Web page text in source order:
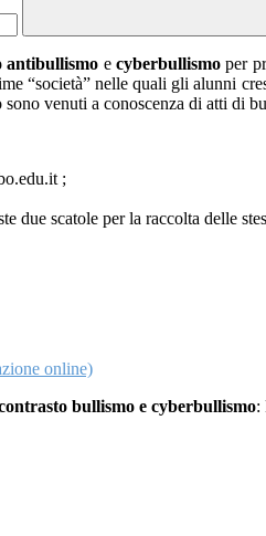
antibullismo e cyberbullismoper
“società” nelle quali gli alunni
venuti a conoscenza di atti di
;
due scatole per la raccolta delle
online)
bullismo e cyberbullismo: